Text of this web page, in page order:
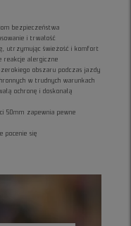
bezpieczeństwa
i trwałość
utrzymując świeżość i komfort
reakcje alergiczne
obszaru podczas jazdy
w trudnych warunkach
ochronę i doskonałą
50mm zapewnia pewne
pocenie się